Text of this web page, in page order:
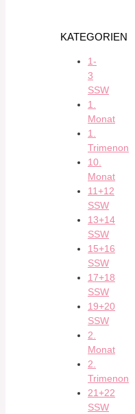
KATEGORIEN
1-
3
SSW
1.
Monat
1.
Trimenon
10.
Monat
11+12
SSW
13+14
SSW
15+16
SSW
17+18
SSW
19+20
SSW
2.
Monat
2.
Trimenon
21+22
SSW